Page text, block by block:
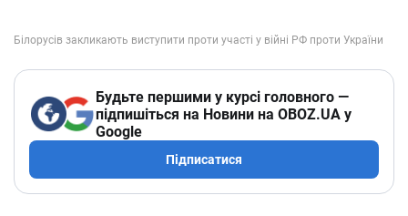
Будьте першими у курсі головного —
підпишіться на Новини на OBOZ.UA у
Google
Підписатися